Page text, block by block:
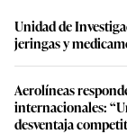
Unidad de
jeringas y
Aerolíneas
internacionales:
desventaja